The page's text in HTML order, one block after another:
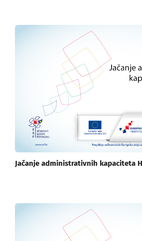
Jačanje administrativnih kapaciteta